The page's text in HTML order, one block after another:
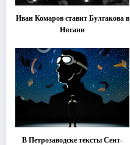
Иван Комаров ставит Булгакова в
Нягани
В Петрозаводске тексты Сент-